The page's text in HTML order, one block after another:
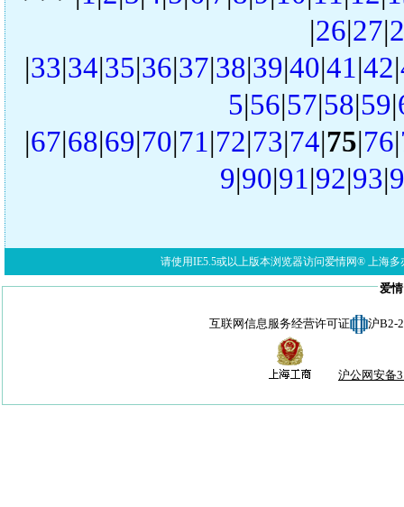
|26|27|
|33|34|35|36|37|38|39|40|41|42|
5|56|57|58|59|
|67|68|69|70|71|72|73|74|75|76|
9|90|91|92|93|
请使用IE5.5或以上版本浏览器访问爱情网® 上海多
爱
互联网信息服务经营许可证 沪B2-
沪公网安备